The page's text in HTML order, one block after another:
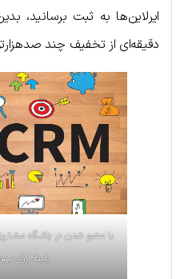
ایرلاین‌ها به ثبت برسانید،
دقیقه‌ای از تخفیف چند
با عضو شدن در باشگاه
بلیط ارزان